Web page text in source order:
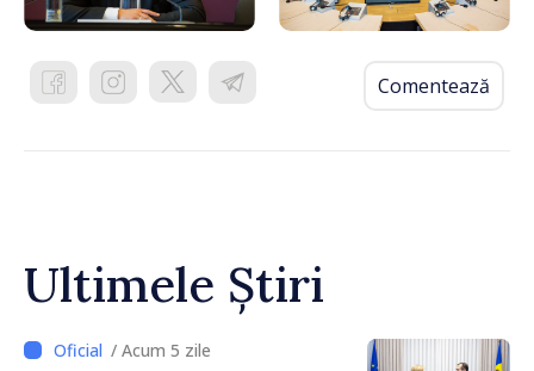
Comentează
Ultimele Știri
/ Acum 5 zile